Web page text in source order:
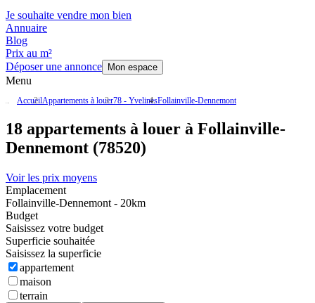
Je souhaite vendre mon bien
Annuaire
Blog
Prix au m²
Déposer une annonce
Mon espace
Menu
AccueilAppartements à louer78 - YvelinesFollainville-Dennemont
18 appartements à louer à Follainville-
Dennemont (78520)
Voir les prix moyens
Emplacement
Follainville-Dennemont - 20km
Budget
Saisissez votre budget
Superficie souhaitée
Saisissez la superficie
appartement
maison
terrain